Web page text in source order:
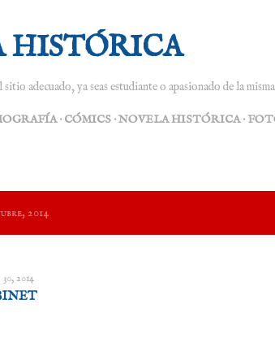
adecuado, ya seas estudiante o apasionado de la
CÓMICS NOVELA HISTÓRICA
2014
2014